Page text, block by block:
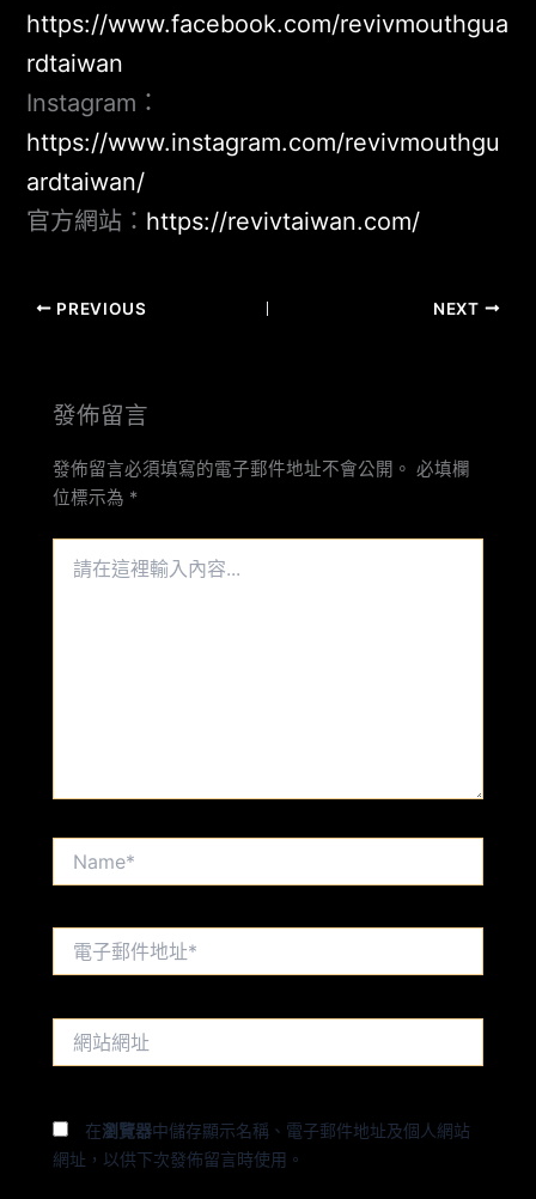
https://www.facebook.com/revivmouthgua
rdtaiwan
Instagram：
https://www.instagram.com/revivmouthgu
ardtaiwan/
官方網站： https://revivtaiwan.com/
PREVIOUS NEXT
發佈留言
發佈留言必須填寫的電子郵件地址不會公開。 必填欄
位標示為 *
在瀏覽器中儲存顯示名稱、電子郵件地址及個人網站
網址，以供下次發佈留言時使用。